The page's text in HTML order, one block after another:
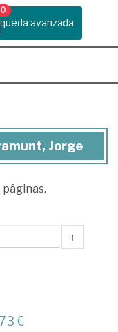
avanzada
0
Jorge
páginas.
↑
€